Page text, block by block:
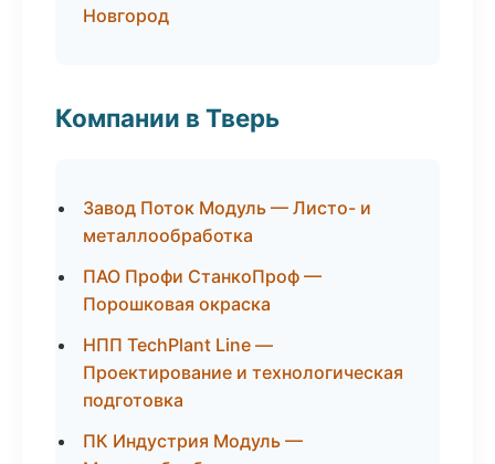
Новгород
Компании в Тверь
Завод Поток Модуль — Листо- и
металлообработка
ПАО Профи СтанкоПроф —
Порошковая окраска
НПП TechPlant Line —
Проектирование и технологическая
подготовка
ПК Индустрия Модуль —